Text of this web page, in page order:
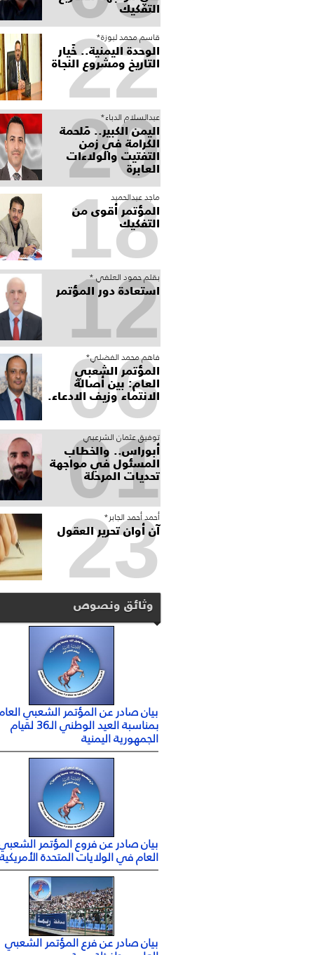
التفكيك
قاسم محمد لبوزة*
الوحدة اليمنية.. خَيار
التاريخ ومشروع النجاة
22
عبدالسلام الدباء*
​اليمن الكبير.. مَلحمة
الكرامة في زمن
التفتيت والولاءات
العابرة
20
ماجد عبدالحميد
المؤتمر أقوى من
التفكيك
18
بقلم حمود العلفي *
استعادة دور المؤتمر
12
فاهم محمد الفضلي*
المؤتمر الشعبي
العام: بين أصالة
الانتماء وزيف الادعاء.
06
توفيق عثمان الشرعبي
أبوراس.. والخطاب
المسئول في مواجهة
تحديات المرحلة
01
أحمد أحمد الجابر*
آن أوان تحرير العقول
23
وثائق ونصوص
بيان صادر عن المؤتمر الشعبي العام
بمناسبة العيد الوطني الـ36 لقيام
الجمهورية اليمنية
بيان صادر عن فروع المؤتمر الشعبي
العام في الولايات المتحدة الأمريكية
بيان صادر عن فرع المؤتمر الشعبي